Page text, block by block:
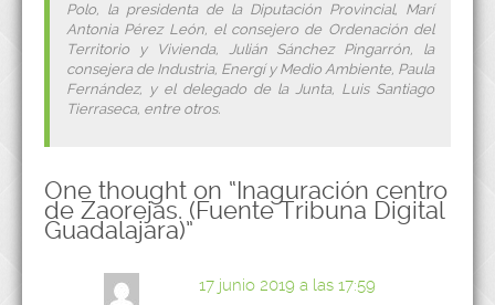
Polo, la presidenta de la Diputación Provincial, Marí
Antonia Pérez León, el consejero de Ordenación del
Territorio y Vivienda, Julián Sánchez Pingarrón, la
consejera de Industria, Energí y Medio Ambiente, Paula
Fernández, y el delegado de la Junta, Luis Santiago
Tierraseca, entre otros.
One thought on “Inaguración centro
de Zaorejas. (Fuente Tribuna Digital
Guadalajara)”
17 junio 2019 a las 17:59